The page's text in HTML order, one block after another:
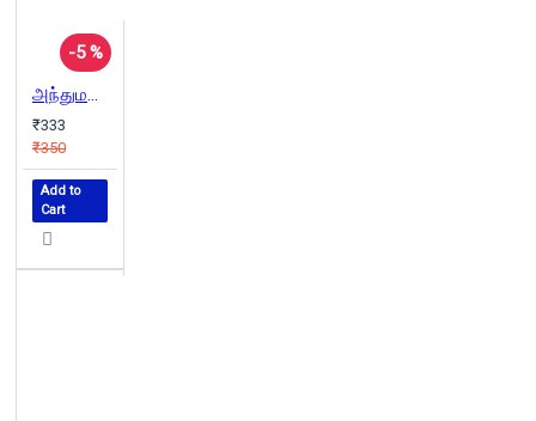
-5 %
அந்துமணி பதில்கள் (பாகம் - 4)
₹333
₹350
Add to
Cart